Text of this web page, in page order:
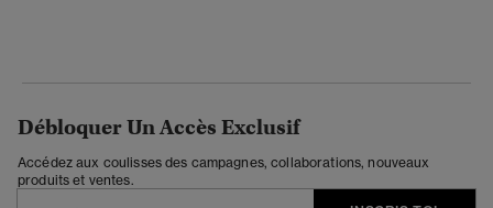
Débloquer Un Accès Exclusif
Accédez aux coulisses des campagnes, collaborations, nouveaux
produits et ventes.